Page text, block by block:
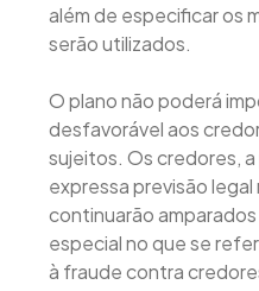
além de especificar os
serão utilizados.
O plano não poderá
desfavorável aos
sujeitos. Os credores,
expressa previsão legal
continuarão
especial no que se
à fraude contra